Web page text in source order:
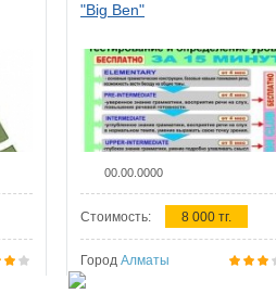
"Big Ben"
00.00.0000
Стоимость: 8 000 тг.
Город Алматы